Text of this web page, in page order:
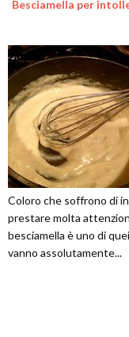
Besciamella per
Coloro che soffrono di
prestare molta
besciamella è uno di
vanno assolutamente...